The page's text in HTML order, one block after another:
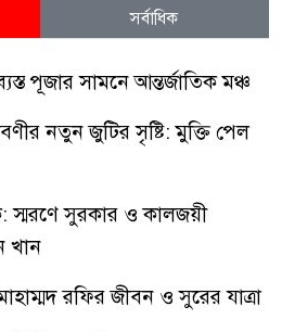
সর্বাধিক
পূজার সামনে আন্তর্জাতিক মঞ্চ
নতুন জুটির সৃষ্টি: মুক্তি পেল
স্মরণে সুরকার ও কালজয়ী
খান
রফির জীবন ও সুরের যাত্রা